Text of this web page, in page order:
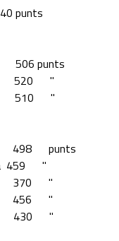
punts
punts
520 "
510 "
498 punts
459 "
370 "
456 "
430 "